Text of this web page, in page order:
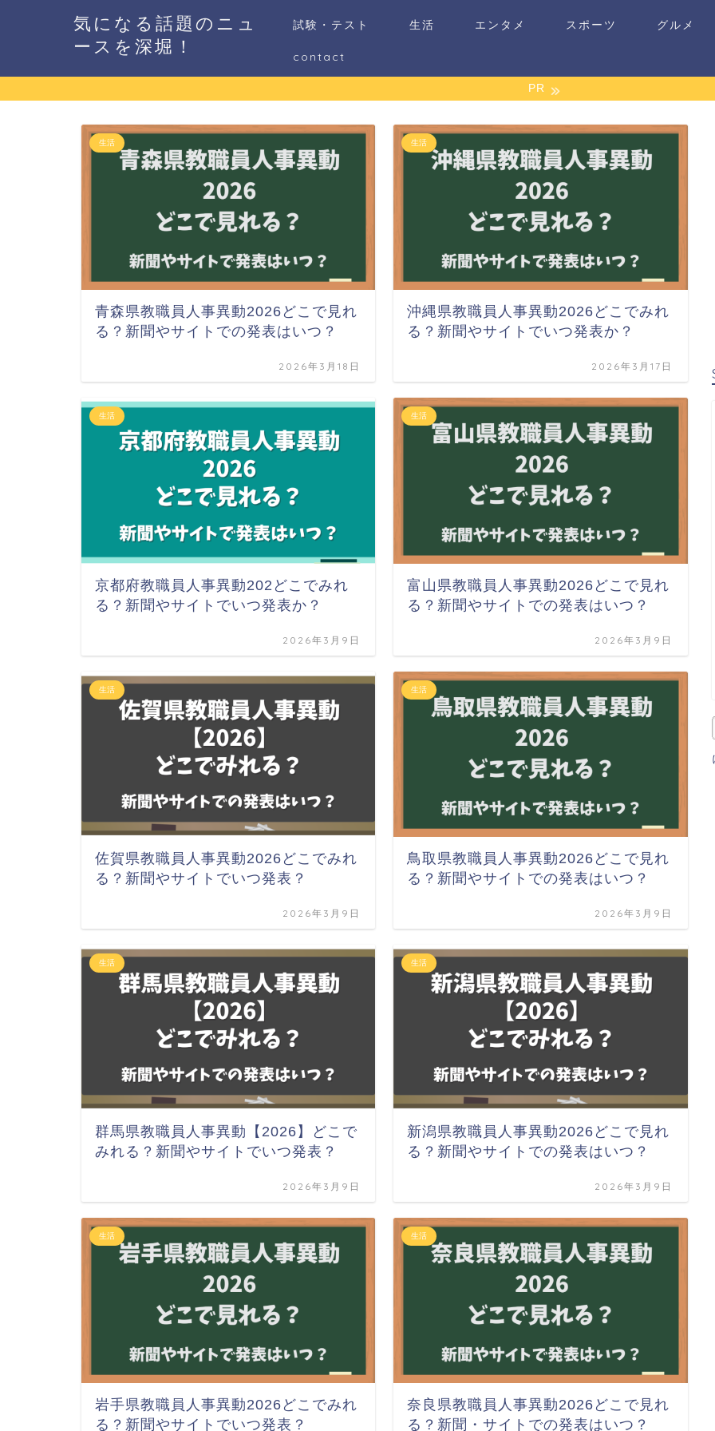
気になる話題のニュ
ースを深堀！
試験・テスト 生活 エンタメ スポーツ グルメ
contact
PR
生活
青森県教職員人事異動2026どこで見れ
る？新聞やサイトでの発表はいつ？
2026年3月18日
生活
沖縄県教職員人事異動2026どこでみれ
る？新聞やサイトでいつ発表か？
2026年3月17日
生活
京都府教職員人事異動202どこでみれ
る？新聞やサイトでいつ発表か？
2026年3月9日
生活
富山県教職員人事異動2026どこで見れ
る？新聞やサイトでの発表はいつ？
2026年3月9日
生活
佐賀県教職員人事異動2026どこでみれ
る？新聞やサイトでいつ発表？
2026年3月9日
生活
鳥取県教職員人事異動2026どこで見れ
る？新聞やサイトでの発表はいつ？
2026年3月9日
生活
群馬県教職員人事異動【2026】どこで
みれる？新聞やサイトでいつ発表？
2026年3月9日
生活
新潟県教職員人事異動2026どこで見れ
る？新聞やサイトでの発表はいつ？
2026年3月9日
生活
岩手県教職員人事異動2026どこでみれ
る？新聞やサイトでいつ発表？
生活
奈良県教職員人事異動2026どこで見れ
る？新聞・サイトでの発表はいつ？